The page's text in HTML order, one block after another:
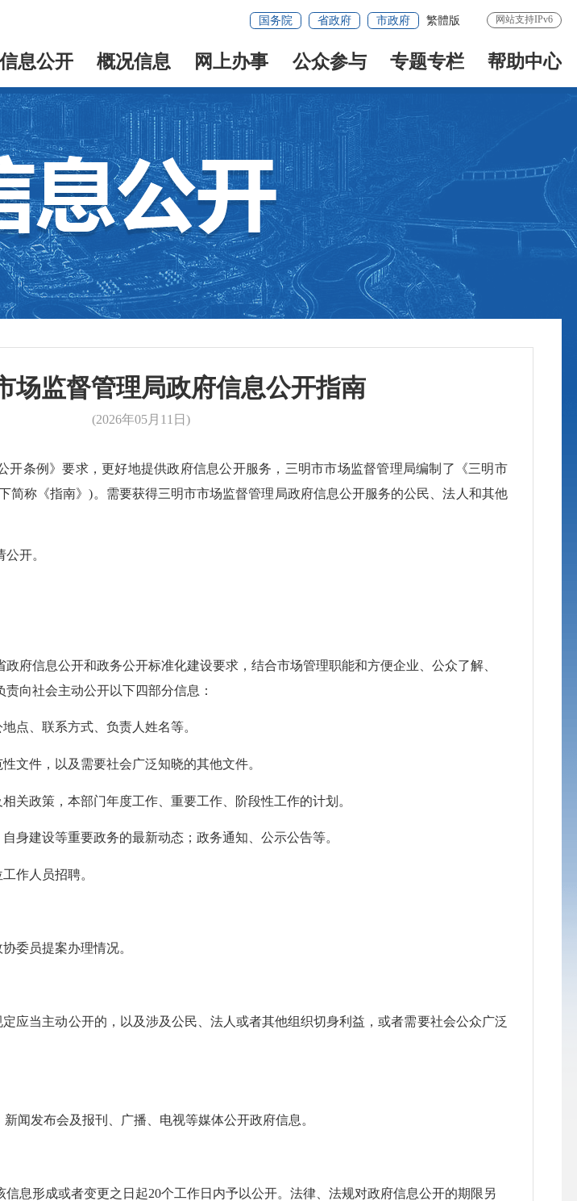
国务院 省政府 市政府 繁體版 网站支持IPv6
信息公开 概况信息 网上办事 公众参与 专题专栏 帮助中心
场监督管理局政府信息公开指南
(2026年05月11日)
条例》要求，更好地提供政府信息公开服务，三明市市场监督管理局编制了《三明市
简称《指南》)。需要获得三明市市场监督管理局政府信息公开服务的公民、法人和其他
公开。
信息公开和政务公开标准化建设要求，结合市场管理职能和方便企业、公众了解、
向社会主动公开以下四部分信息：
、联系方式、负责人姓名等。
件，以及需要社会广泛知晓的其他文件。
政策，本部门年度工作、重要工作、阶段性工作的计划。
建设等重要政务的最新动态；政务通知、公示公告等。
作人员招聘。
委员提案办理情况。
当主动公开的，以及涉及公民、法人或者其他组织切身利益，或者需要社会公众广泛
发布会及报刊、广播、电视等媒体公开政府信息。
形成或者变更之日起20个工作日内予以公开。法律、法规对政府信息公开的期限另